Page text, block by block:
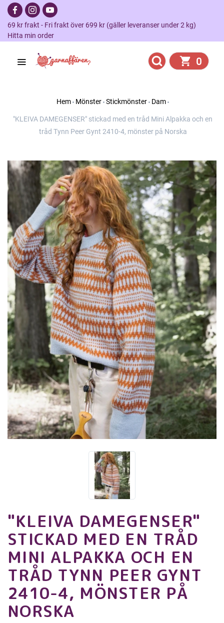
69 kr frakt - Fri frakt över 699 kr (gäller leveranser under 2 kg)
Hitta min order
0
Hem Mönster Stickmönster Dam
"KLEIVA DAMEGENSER" stickad med en tråd Mini Alpakka och en
tråd Tynn Peer Gynt 2410-4, mönster på Norska
"KLEIVA DAMEGENSER"
STICKAD MED EN TRÅD
MINI ALPAKKA OCH EN
TRÅD TYNN PEER GYNT
2410-4, MÖNSTER PÅ
NORSKA